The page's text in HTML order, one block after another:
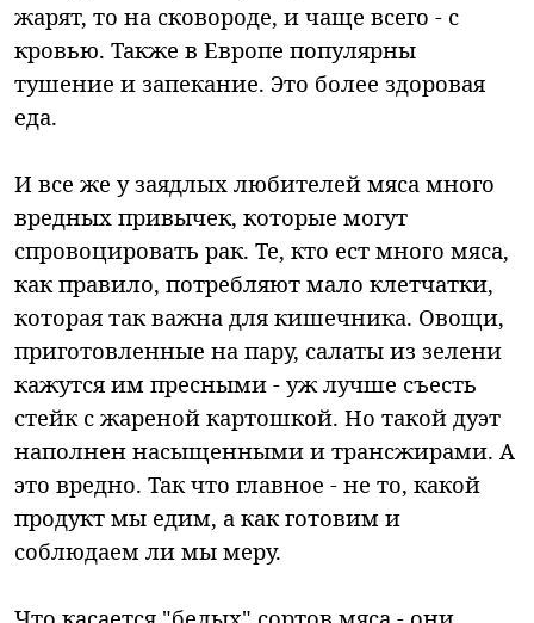
жарят, то на сковороде, и чаще всего - с
кровью. Также в Европе популярны
тушение и запекание. Это более здоровая
еда.
И все же у заядлых любителей мяса много
вредных привычек, которые могут
спровоцировать рак. Те, кто ест много мяса,
как правило, потребляют мало клетчатки,
которая так важна для кишечника. Овощи,
приготовленные на пару, салаты из зелени
кажутся им пресными - уж лучше съесть
стейк с жареной картошкой. Но такой дуэт
наполнен насыщенными и трансжирами. А
это вредно. Так что главное - не то, какой
продукт мы едим, а как готовим и
соблюдаем ли мы меру.